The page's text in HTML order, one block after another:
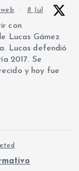
· 8 Jul
con
Lucas Gámez
Lucas defendió
2017. Se
y hoy fue